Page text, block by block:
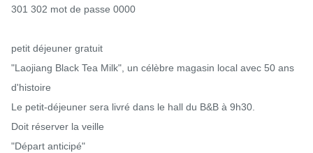
301 302 mot de passe 0000
petit déjeuner gratuit
"Laojiang Black Tea Milk", un célèbre magasin local avec 50 ans
d'histoire
Le petit-déjeuner sera livré dans le hall du B&B à 9h30.
Doit réserver la veille
"Départ anticipé"